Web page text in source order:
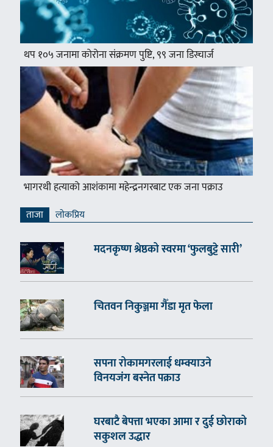
थप १०५ जनामा कोरोना संक्रमण पुष्टि, ९९ जना डिस्चार्ज
भागरथी हत्याको आशंकामा महेन्द्रनगरबाट एक जना पक्राउ
ताजा लाेकप्रिय
मदनकृष्ण श्रेष्ठको स्वरमा ‘फुलबुट्टे सारी’
चितवन निकुञ्जमा गैँडा मृत फेला
सपना रोकामगरलाई धम्क्याउने
विनयजंग बस्नेत पक्राउ
घरबाटै बेपत्ता भएका आमा र दुई छोराको
सकुशल उद्धार